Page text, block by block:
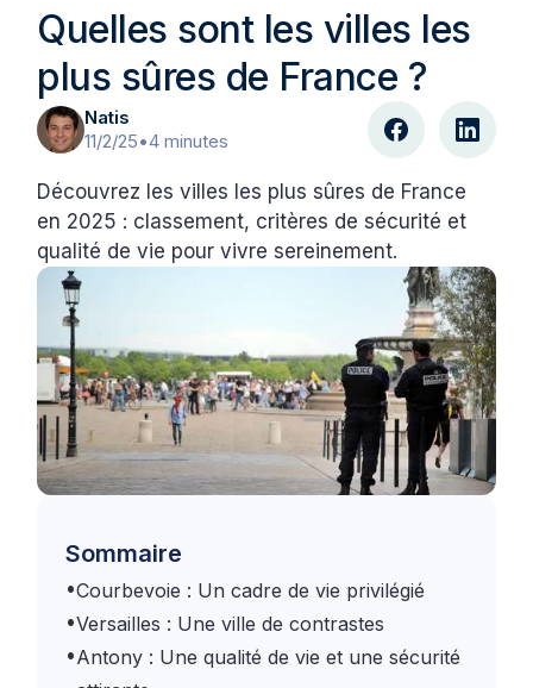
Quelles sont les villes les
plus sûres de France ?
Natis
11/2/25•4 minutes
Découvrez les villes les plus sûres de France
en 2025 : classement, critères de sécurité et
qualité de vie pour vivre sereinement.
Sommaire
•Courbevoie : Un cadre de vie privilégié
•Versailles : Une ville de contrastes
•Antony : Une qualité de vie et une sécurité